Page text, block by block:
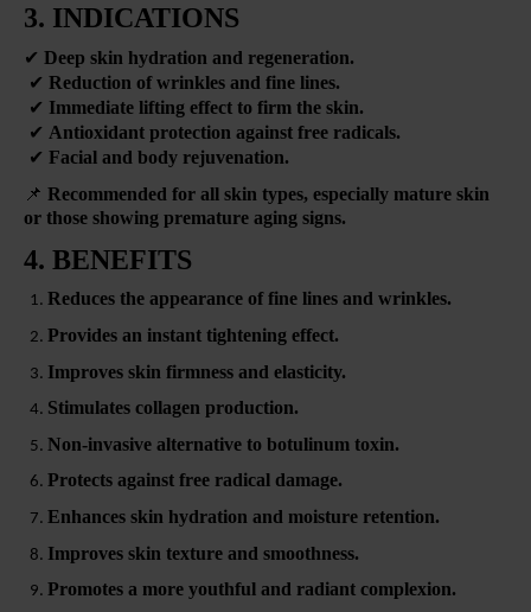
3. INDICATIONS
✔ Deep skin hydration and regeneration.
✔ Reduction of wrinkles and fine lines.
✔ Immediate lifting effect to firm the skin.
✔ Antioxidant protection against free radicals.
✔ Facial and body rejuvenation.
📌 Recommended for all skin types, especially mature skin
or those showing premature aging signs.
4. BENEFITS
Reduces the appearance of fine lines and wrinkles.
Provides an instant tightening effect.
Improves skin firmness and elasticity.
Stimulates collagen production.
Non-invasive alternative to botulinum toxin.
Protects against free radical damage.
Enhances skin hydration and moisture retention.
Improves skin texture and smoothness.
Promotes a more youthful and radiant complexion.